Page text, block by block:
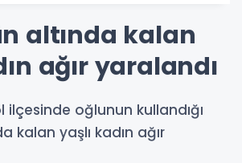
altında kalan
ağır yaralandı
ilçesinde oğlunun kullandığı
kalan yaşlı kadın ağır